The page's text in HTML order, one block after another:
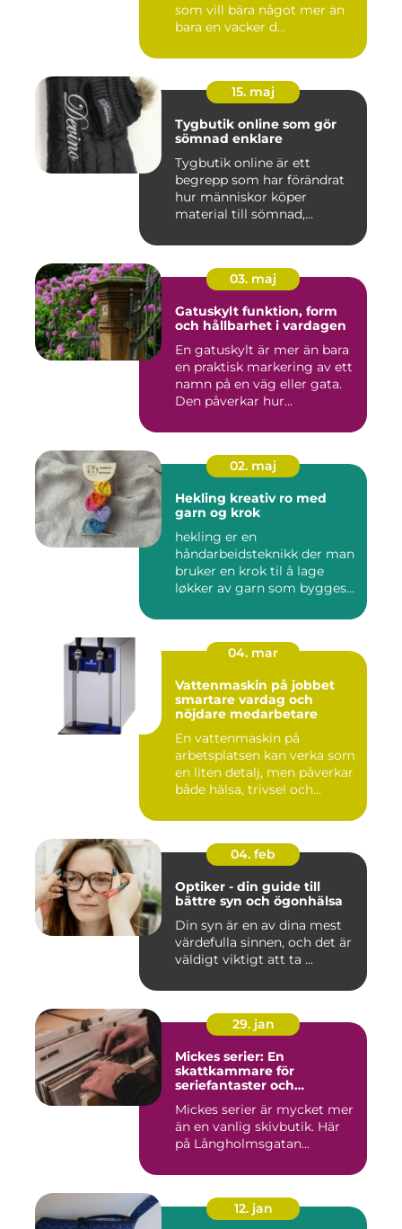
som vill bära något mer än
bara en vacker d...
15. maj
Tygbutik online som gör
sömnad enklare
Tygbutik online är ett
begrepp som har förändrat
hur människor köper
material till sömnad,
03. maj
Gatuskylt funktion, form
och hållbarhet i vardagen
En gatuskylt är mer än bara
en praktisk markering av ett
namn på en väg eller gata.
Den påverkar hur...
02. maj
Hekling kreativ ro med
garn og krok
hekling er en
håndarbeidsteknikk der man
bruker en krok til å lage
løkker av garn som bygges
04. mar
Vattenmaskin på jobbet
smartare vardag och
nöjdare medarbetare
En vattenmaskin på
arbetsplatsen kan verka som
en liten detalj, men påverkar
både hälsa, trivsel och...
04. feb
Optiker - din guide till
bättre syn och ögonhälsa
Din syn är en av dina mest
värdefulla sinnen, och det är
väldigt viktigt att ta ...
29. jan
Mickes serier: En
skattkammare för
seriefantaster och
Mickes serier är mycket mer
än en vanlig skivbutik. Här
på Långholmsgatan...
12. jan